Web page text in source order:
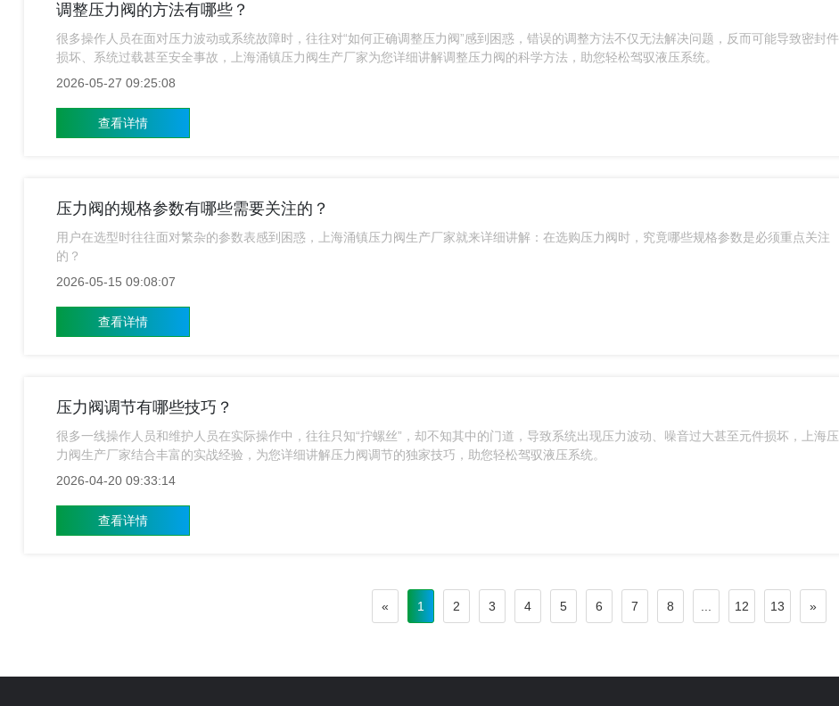
调整压力阀的方法有哪些？
很多操作人员在面对压力波动或系统故障时，往往对“如何正确调整压力阀”感到困惑，错误的调整方法不仅无法解决问题，反而可能导致密封件
损坏、系统过载甚至安全事故，上海涌镇压力阀生产厂家为您详细讲解调整压力阀的科学方法，助您轻松驾驭液压系统。
2026-05-27 09:25:08
查看详情
压力阀的规格参数有哪些需要关注的？
用户在选型时往往面对繁杂的参数表感到困惑，上海涌镇压力阀生产厂家就来详细讲解：在选购压力阀时，究竟哪些规格参数是必须重点关注
的？
2026-05-15 09:08:07
查看详情
压力阀调节有哪些技巧？
很多一线操作人员和维护人员在实际操作中，往往只知“拧螺丝”，却不知其中的门道，导致系统出现压力波动、噪音过大甚至元件损坏，上海压
力阀生产厂家结合丰富的实战经验，为您详细讲解压力阀调节的独家技巧，助您轻松驾驭液压系统。
2026-04-20 09:33:14
查看详情
« 1 2 3 4 5 6 7 8 12 13 »